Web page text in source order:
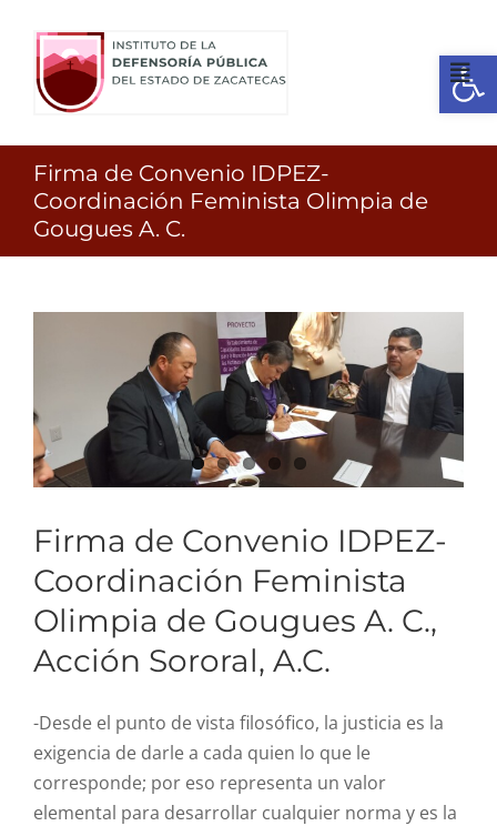
contenido
Inicio
¿Quienes somos?
Identidad
Transparencia
R. Cuentas
Aviso de privacidad
SIDP
Firma de Convenio IDPEZ-
Coordinación Feminista Olimpia de
Gougues A. C.
Firma de Convenio
IDPEZ-Coordinación
Feminista Olimpia de
Sororal, A.C.
Firma de Convenio IDPEZ-
Coordinación Feminista
Olimpia de Gougues A. C.,
Acción Sororal, A.C.
-Desde el punto de vista filosófico, la justicia es la
exigencia de darle a cada quien lo que le
corresponde; por eso representa un valor
elemental para desarrollar cualquier norma y es la